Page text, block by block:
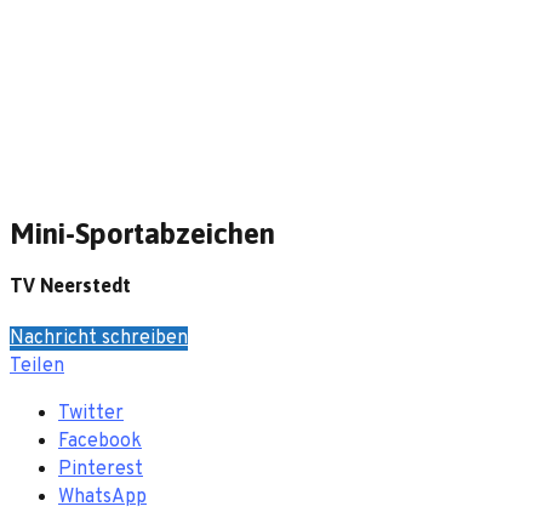
Mini-Sportabzeichen
TV Neerstedt
Nachricht schreiben
Teilen
Twitter
Facebook
Pinterest
WhatsApp